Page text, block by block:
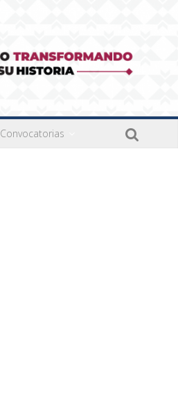
Convocatorias